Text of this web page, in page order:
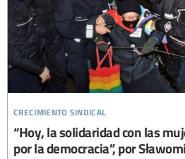
crecimiento sindical
“Hoy, la solidaridad con las
por la democracia”, por